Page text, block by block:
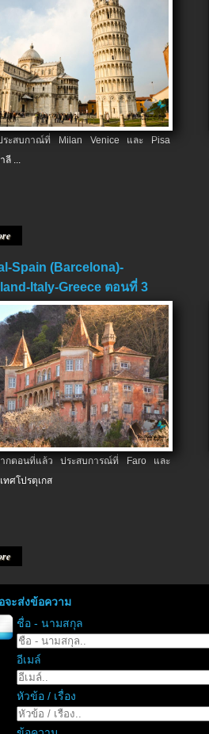
ระสบกาณ์ที่ Milan Venice และ Pisa
ลี ...
Spain (Barcelona)-
Italy-Greece ตอนที่ 3
ากตอนที่แล้ว ประสบการณ์ที่ Faro และ
ทศโปรตุเกส
จะส่งข้อความ
ชื่อ - นามสกุล
อีเมล์
หัวข้อ / เรื่อง